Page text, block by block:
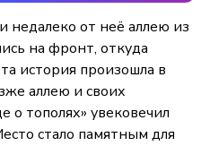
недалеко от неё аллею из
на фронт, откуда
история произошла в
аллею и своих
о тополях» увековечил
стало памятным для